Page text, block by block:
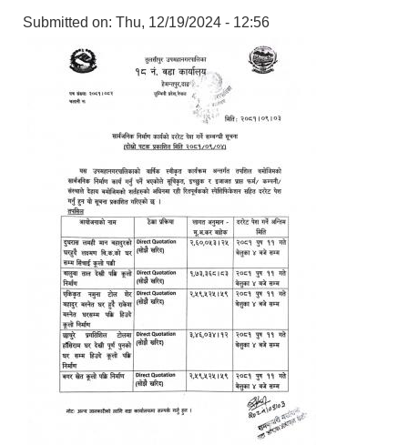
Submitted on: Thu, 12/19/2024 - 12:56